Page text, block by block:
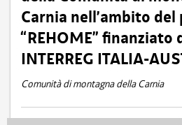
Carnia nell’ambito
“REHOME”
INTERREG ITALIA-
Comunità di montagna della Carnia